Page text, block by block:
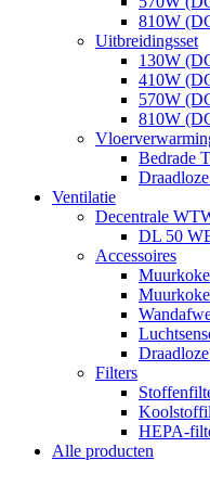
810W
Uitbreidingsset
130W
410W
570W
810W
Bedrade
Ventilatie
Decentrale
DL 50
Accessoires
Filters
HEPA-
Alle producten